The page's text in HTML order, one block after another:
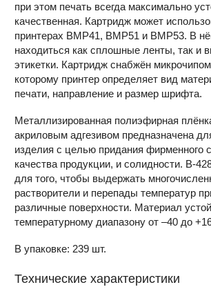
при этом печать всегда максимально
качественная. Картридж может
принтерах BMP41, BMP51 и BMP53. В
находиться как сплошные ленты, так и
этикетки. Картридж снабжён
которому принтер определяет вид
печати, направление и размер шрифта.
Металлизированная полиэфирная
акриловым адгезивом предназначена
изделия с целью придания фирменного
качества продукции, и солидности. В-
для того, чтобы выдержать
растворители и перепады температур
различные поверхности. Материал
температурному диапазону от –40 до
В упаковке: 239 шт.
Технические характеристики